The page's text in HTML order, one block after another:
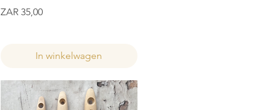
Prijs
ZAR 35,00
In winkelwagen